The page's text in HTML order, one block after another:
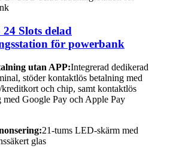
Slots delad
för powerbank
utan APP:Integrerad dedikerad
stöder kontaktlös betalning med
och chip, samt kontaktlös
med Google Pay och Apple Pay
21-tums LED-skärm med
glas